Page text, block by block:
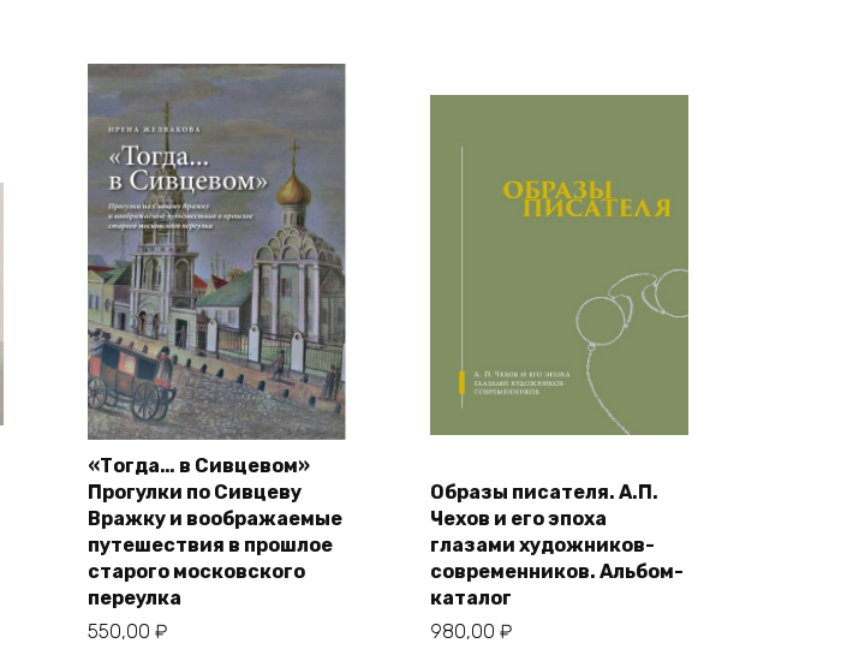
В корзину
«Тогда… в Сивцевом»
Прогулки по Сивцеву
Вражку и воображаемые
путешествия в прошлое
старого московского
переулка
550,00 ₽
Образы писателя. А.П.
Чехов и его эпоха
глазами художников-
современников. Альбом-
каталог
980,00 ₽